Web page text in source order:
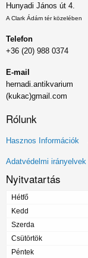
Hunyadi János út 4.
A Clark Ádám tér közelében
Telefon
+36 (20) 988 0374
E-mail
hernadi.antikvarium
(kukac)gmail.com
Rólunk
Lábléc
menü
Hasznos Információk
Adatvédelmi irányelvek
Nyitvatartás
Hétfő
Kedd
Szerda
Csütörtök
Péntek